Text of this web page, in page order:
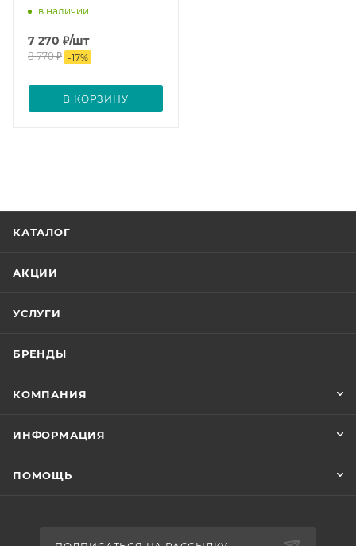
в наличии
7 270 ₽/шт
8 770₽ -17%
В КОРЗИНУ
КАТАЛОГ
АКЦИИ
УСЛУГИ
БРЕНДЫ
КОМПАНИЯ
ИНФОРМАЦИЯ
ПОМОЩЬ